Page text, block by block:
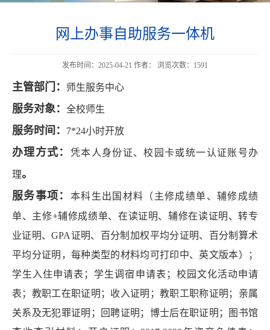
网上办事自助服务一体机
发布时间：2025-04-21 作者： 浏览次数： 1591
主管部门： 师生服务中心
服务对象： 全校师生
服务时间： 7*24小时开放
办理方式： 凭本人身份证、校园卡或统一认证账号办
理。
服务事项： 本科生出国材料（主修成绩单、辅修成绩
单、主修+辅修成绩单、在读证明、辅修在读证明、转专
业证明、GPA证明、百分制加权平均分证明、百分制算术
平均分证明，每种类型的材料均可打印中、英文版本）；
学生入住申请表；学生调宿申请表；校园文化活动申请
表；教职工在职证明；收入证明；教职工职称证明；亲属
关系及无犯罪证明；回聘证明；博士后在职证明；图书馆